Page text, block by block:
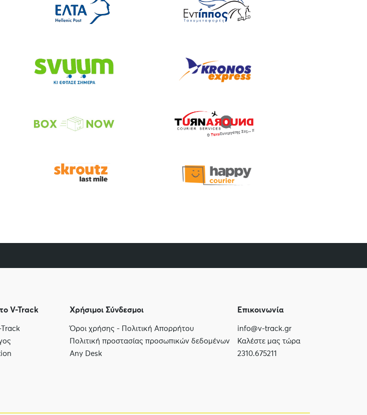
V-Track
Track
Χρήσιμοι Σύνδεσμοι
Όροι χρήσης - Πολιτική Απορρήτου
Πολιτική προστασίας προσωπικών δεδομένων
Any Desk
Επικοινωνία
info@v-track.gr
Καλέστε μας τώρα
2310.675211